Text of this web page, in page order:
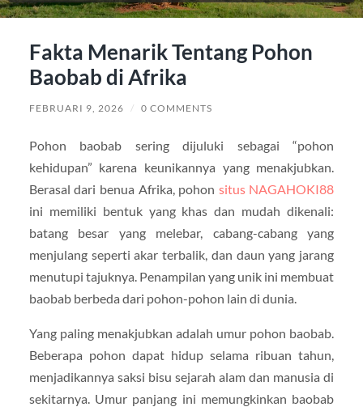
Fakta Menarik Tentang Pohon
Baobab di Afrika
FEBRUARI 9, 2026 / 0 COMMENTS
Pohon baobab sering dijuluki sebagai “pohon
kehidupan” karena keunikannya yang menakjubkan.
Berasal dari benua Afrika, pohon situs NAGAHOKI88
ini memiliki bentuk yang khas dan mudah dikenali:
batang besar yang melebar, cabang-cabang yang
menjulang seperti akar terbalik, dan daun yang jarang
menutupi tajuknya. Penampilan yang unik ini membuat
baobab berbeda dari pohon-pohon lain di dunia.
Yang paling menakjubkan adalah umur pohon baobab.
Beberapa pohon dapat hidup selama ribuan tahun,
menjadikannya saksi bisu sejarah alam dan manusia di
sekitarnya. Umur panjang ini memungkinkan baobab